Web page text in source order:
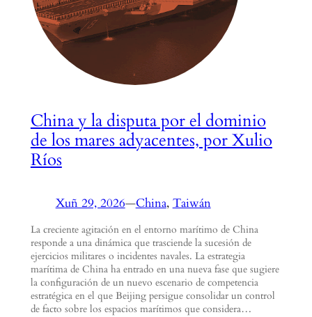
China y la disputa por el dominio
de los mares adyacentes, por Xulio
Ríos
Xuñ 29, 2026—China, Taiwán
La creciente agitación en el entorno marítimo de China
responde a una dinámica que trasciende la sucesión de
ejercicios militares o incidentes navales. La estrategia
marítima de China ha entrado en una nueva fase que sugiere
la configuración de un nuevo escenario de competencia
estratégica en el que Beijing persigue consolidar un control
de facto sobre los espacios marítimos que considera…